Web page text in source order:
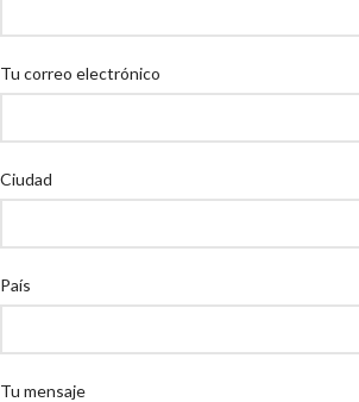
Tu correo electrónico
Ciudad
País
Tu mensaje